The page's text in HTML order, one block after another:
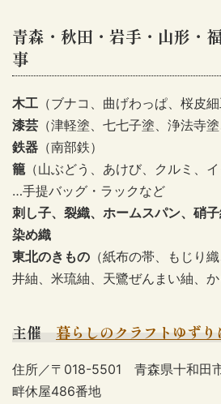
青森・秋田・岩手・山形・
事
木工 （ブナコ、曲げわっぱ、桜皮細
漆芸 （津軽塗、七七子塗、浄法寺塗
鉄器 （南部鉄）
籠（山ぶどう、あけび、クルミ、イ
…手提バッグ・ラックなど
刺し子、裂織、ホームスパン、硝子
染め織
東北のきもの （紙布の帯、もじり
井紬、米琉紬、天鷺ぜんまい紬、か
主催 暮らしのクラフトゆずり
住所／〒018-5501 青森県十和田
畔休屋486番地